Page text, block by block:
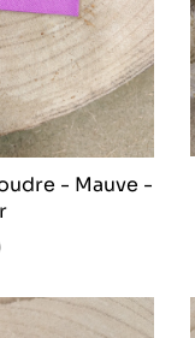
- Mauve -